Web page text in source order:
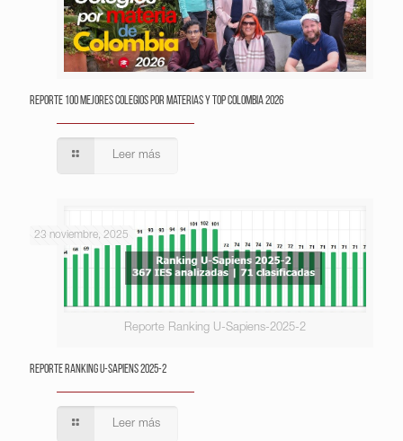
Reporte 100 Mejores Colegios por Materias y Top Colombia 2026
Leer más
Reporte Ranking U-Sapiens-2025-2
23 noviembre, 2025
Reporte Ranking U-Sapiens 2025-2
Leer más